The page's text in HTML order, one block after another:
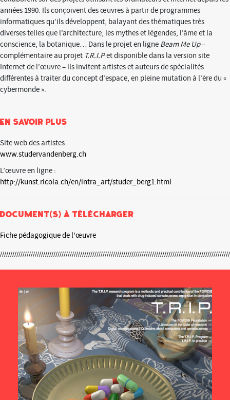
années 1990. Ils conçoivent des œuvres à partir de programmes
informatiques qu’ils développent, balayant des thématiques très
diverses telles que l’architecture, les mythes et légendes, l’âme et la
conscience, la botanique… Dans le projet en ligne Beam Me Up–
complémentaire au projet T.R.I.Pet disponible dans la version site
Internet de l’œuvre – ils invitent artistes et auteurs de spécialités
différentes à traiter du concept d’espace, en pleine mutation à l’ère du «
cybermonde ».
En savoir plus
Site web des artistes
www.studervandenberg.ch
L’œuvre en ligne :
http://kunst.ricola.ch/en/intra_art/studer_berg1.html
Document(s) à télécharger
Fiche pédagogique de l'œuvre